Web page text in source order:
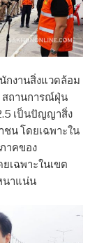
กงานสิ่งแวดล้อม
สถานการณ์ฝุ่น
เป็นปัญญาสิ่ง
น โดยเฉพาะใน
าคของ
เฉพาะในเขต
นาแน่น